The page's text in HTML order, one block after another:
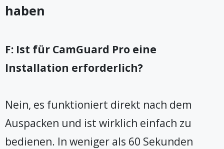
haben
F: Ist für CamGuard Pro eine
Installation erforderlich?
Nein, es funktioniert direkt nach dem
Auspacken und ist wirklich einfach zu
bedienen. In weniger als 60 Sekunden